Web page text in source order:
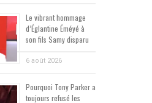
Le vibrant hommage
d’Églantine Éméyé à
son fils Samy disparu
6 août 2026
Pourquoi Tony Parker a
toujours refusé les